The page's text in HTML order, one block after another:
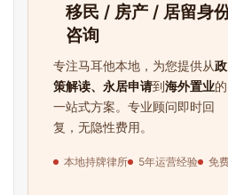
移民 / 房产 / 居留身
咨询
专注马耳他本地，为您提供从政
策解读、永居申请到海外置业的
一站式方案。专业顾问即时回
复，无隐性费用。
本地持牌律所 5年运营经验 免